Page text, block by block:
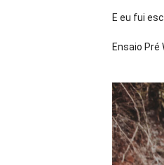
E eu fui
Ensaio Pré